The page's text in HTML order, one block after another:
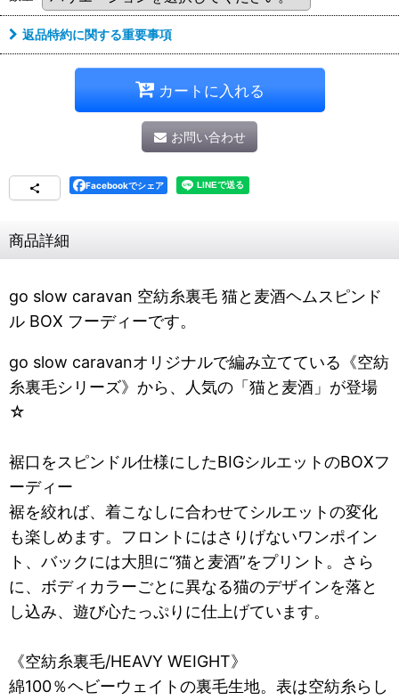
返品特約に関する重要事項
カートに入れる
お問い合わせ
Facebookでシェア
商品詳細
go slow caravan 空紡糸裏毛 猫と麦酒ヘムスピンド
ル BOX フーディーです。
go slow caravanオリジナルで編み立てている《空紡
糸裏毛シリーズ》から、人気の「猫と麦酒」が登場
☆
裾口をスピンドル仕様にしたBIGシルエットのBOXフ
ーディー
裾を絞れば、着こなしに合わせてシルエットの変化
も楽しめます。フロントにはさりげないワンポイン
ト、バックには大胆に“猫と麦酒”をプリント。さら
に、ボディカラーごとに異なる猫のデザインを落と
し込み、遊び心たっぷりに仕上げています。
《空紡糸裏毛/HEAVY WEIGHT》
綿100％ヘビーウェイトの裏毛生地。表は空紡糸らし